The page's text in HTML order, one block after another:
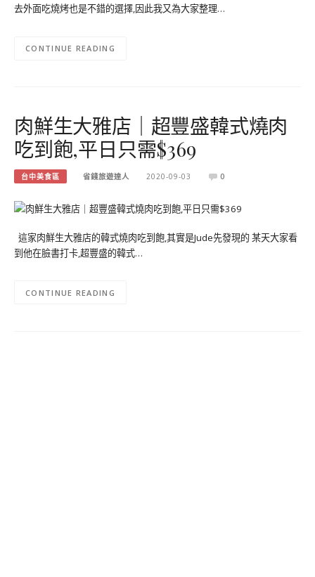
去外面吃燒烤也是不錯的選擇,因此我又為大家整理…
CONTINUE READING
肉鮮生大雅店｜超豐盛韓式燒肉
吃到飽,平日只需$369
台中美食區 省錢旅遊達人 2020-09-03 0
這家肉鮮生大雅店的韓式燒肉吃到飽,其實是Jude先發現的 某天大家看
到他在臉書打卡,超豐盛的韓式…
CONTINUE READING